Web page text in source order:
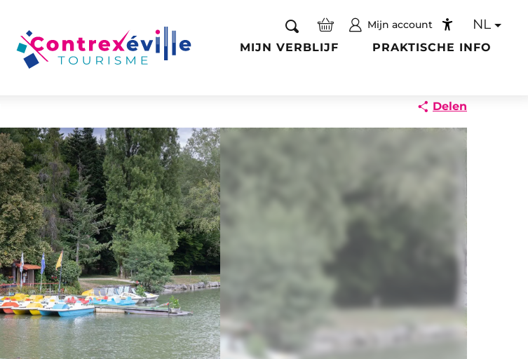
Mijn account
Accessibilité
Zoek op
NL
MIJN VERBLIJF PRAKTISCHE INFO
Delen